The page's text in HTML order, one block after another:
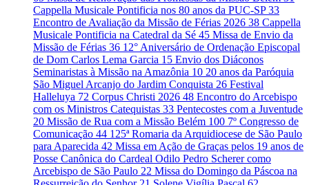
Cappella Musicale Pontificia nos 80 anos da PUC-SP33
Encontro de Avaliação da Missão de Férias 2026 38 Cappella
Musicale Pontificia na Catedral da Sé 45 Missa de Envio da
Missão de Férias 36 12° Aniversário de Ordenação Episcopal
de Dom Carlos Lema Garcia 15 Envio dos Diáconos
Seminaristas à Missão na Amazônia 10 20 anos da Paróquia
São Miguel Arcanjo do Jardim Conquista 26 Festival
Halleluya 72 Corpus Christi 2026 48 Encontro do Arcebispo
com os Ministros Catequistas 33 Pentecostes com a Juventude
20 Missão de Rua com a Missão Belém 100 7º Congresso de
Comunicação 44 125ª Romaria da Arquidiocese de São Paulo
para Aparecida 42 Missa em Ação de Graças pelos 19 anos de
Posse Canônica do Cardeal Odilo Pedro Scherer como
Arcebispo de São Paulo 22 Missa do Domingo da Páscoa na